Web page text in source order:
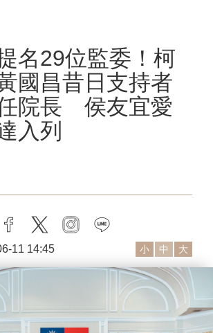
名29位監委！柯
國昌昔日支持者
院長 侯友宜愛
入列
facebook
twitter instagram
11 14:45 小 中 大